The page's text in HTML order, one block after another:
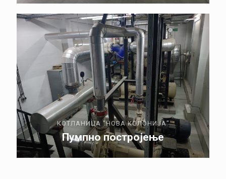
КОТЛАНИЦА "НОВА КОЛОНИЈА"
Пумпно постројење